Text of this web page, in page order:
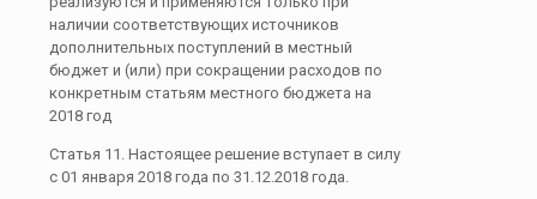
наличии соответствующих источников
дополнительных поступлений в местный
бюджет и (или) при сокращении расходов по
конкретным статьям местного бюджета на
2018 год
Статья 11. Настоящее решение вступает в силу
с 01 января 2018 года по 31.12.2018 года.